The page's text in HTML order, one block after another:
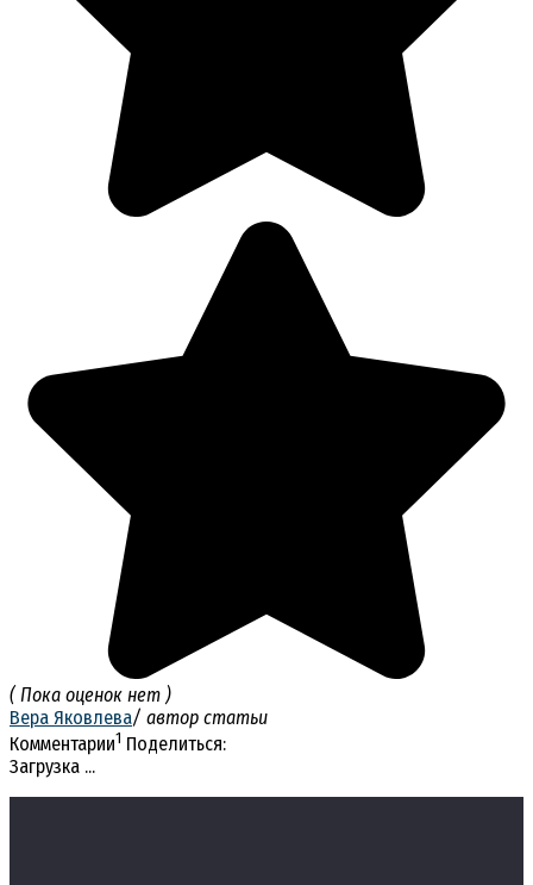
( Пока оценок нет )
Вера Яковлева/ автор статьи
Комментарии1 Поделиться:
Загрузка ...